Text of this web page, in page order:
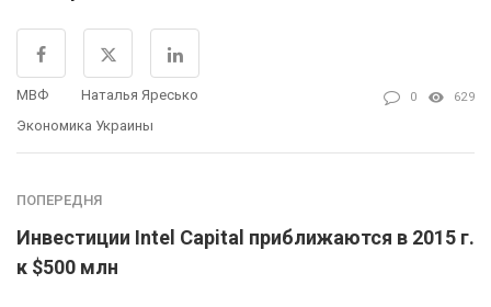
МВФ
Наталья Яресько
Экономика Украины
0 629
ПОПЕРЕДНЯ
Инвестиции Intel Capital приближаются в 2015 г.
к $500 млн